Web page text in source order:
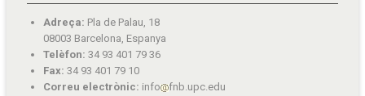
Adreça: Pla de Palau, 18
08003 Barcelona, Espanya
Telèfon: 34 93 401 79 36
Fax: 34 93 401 79 10
Correu electrònic: info fnb.upc.edu